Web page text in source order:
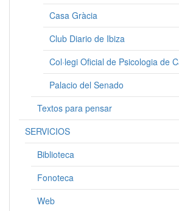
Casa Gràcia
Club Diario de Ibiza
Col·legi Oficial de Psicologia de
Palacio del Senado
Textos para pensar
SERVICIOS
Biblioteca
Fonoteca
Web